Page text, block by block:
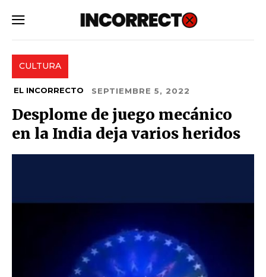
CULTURA
EL INCORRECTO SEPTIEMBRE 5, 2022
Desplome de juego mecánico
en la India deja varios heridos